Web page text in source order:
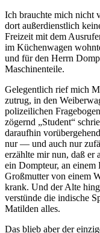
Ich brauchte mich nicht
dort außerdienstlich
Freizeit mit dem
im Küchenwagen
und für den Herrn
Maschinenteile.
Gelegentlich rief mich
zutrug, in den
polizeilichen
zögernd „Student“
daraufhin
nur — und auch nur
erzählte mir nun, daß er
ein Dompteur, an einem
Großmutter von einem
krank. Und der Alte
verstünde die indische
Matilden alles.
Das blieb aber der